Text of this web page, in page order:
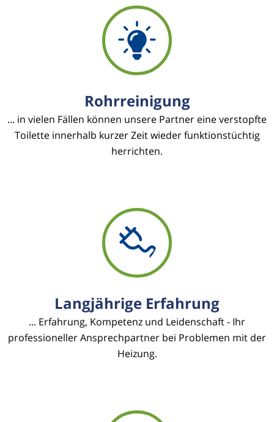
Rohrreinigung
... in vielen Fällen können unsere Partner eine verstopfte
Toilette innerhalb kurzer Zeit wieder funktionstüchtig
herrichten.
Langjährige Erfahrung
... Erfahrung, Kompetenz und Leidenschaft - Ihr
professioneller Ansprechpartner bei Problemen mit der
Heizung.